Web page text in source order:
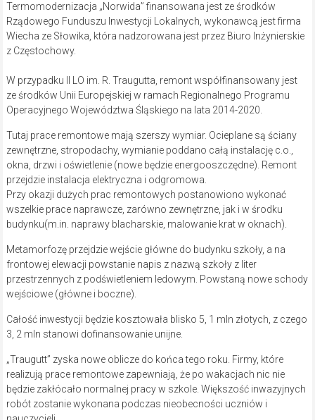
Termomodernizacja „Norwida” finansowana jest ze środków
Rządowego Funduszu Inwestycji Lokalnych, wykonawcą jest firma
Wiecha ze Słowika, która nadzorowana jest przez Biuro Inżynierskie
z Częstochowy.
W przypadku II LO im. R. Traugutta, remont współfinansowany jest
ze środków Unii Europejskiej w ramach Regionalnego Programu
Operacyjnego Województwa Śląskiego na lata 2014-2020.
Tutaj prace remontowe mają szerszy wymiar. Ocieplane są ściany
zewnętrzne, stropodachy, wymianie poddano całą instalację c.o.,
okna, drzwi i oświetlenie (nowe będzie energooszczędne). Remont
przejdzie instalacja elektryczna i odgromowa.
Przy okazji dużych prac remontowych postanowiono wykonać
wszelkie prace naprawcze, zarówno zewnętrzne, jak i w środku
budynku(m.in. naprawy blacharskie, malowanie krat w oknach).
Metamorfozę przejdzie wejście główne do budynku szkoły, a na
frontowej elewacji powstanie napis z nazwą szkoły z liter
przestrzennych z podświetleniem ledowym. Powstaną nowe schody
wejściowe (główne i boczne).
Całość inwestycji będzie kosztowała blisko 5, 1 mln złotych, z czego
3, 2 mln stanowi dofinansowanie unijne.
„Traugutt” zyska nowe oblicze do końca tego roku. Firmy, które
realizują prace remontowe zapewniają, że po wakacjach nic nie
będzie zakłócało normalnej pracy w szkole. Większość inwazyjnych
robót zostanie wykonana podczas nieobecności uczniów i